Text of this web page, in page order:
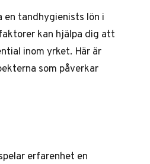
tandhygienists lön i
kan hjälpa dig att
inom yrket. Här är
som påverkar
erfarenhet en